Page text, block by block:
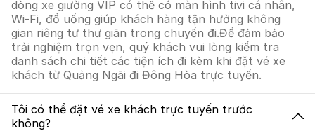
dòng xe giường VIP có thể có màn hình tivi cá nhân,
Wi-Fi, đồ uống giúp khách hàng tận hưởng không
gian riêng tư thư giãn trong chuyến đi.Để đảm bảo
trải nghiệm trọn vẹn, quý khách vui lòng kiểm tra
danh sách chi tiết các tiện ích đi kèm khi đặt vé xe
khách từ Quảng Ngãi đi Đông Hòa trực tuyến.
Tôi có thể đặt vé xe khách trực tuyến trước
không?